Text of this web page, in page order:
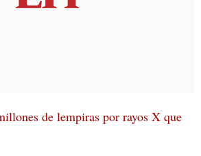
de lempiras por rayos X que